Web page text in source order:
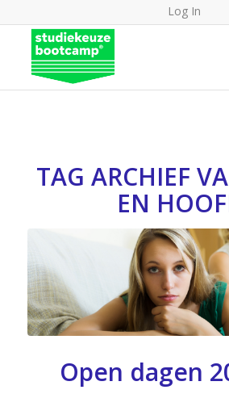
Log In
TAG ARCHIEF
EN
Open dagen